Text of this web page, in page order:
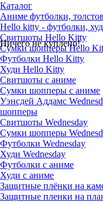
Ничего не куплено!
Каталог
Аниме футболки,
Hello kitty - футболки,
Свитшоты Hello Kitty
Сумки шопперы Hello
Футболки Hello Kitty
Худи Hello Kitty
Свитшоты с аниме
Сумки шопперы с аниме
Уэнсдей Аддамс
шопперы
Свитшоты Wednesday
Сумки шопперы
Футболки Wednesday
Худи Wednesday
Футболки с аниме
Худи с аниме
Защитные плёнки на
Защитные пленки на